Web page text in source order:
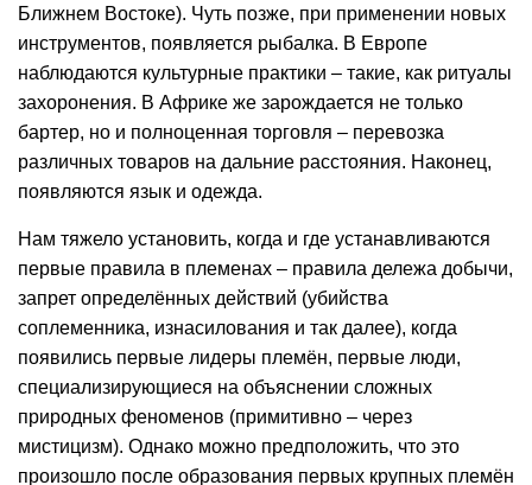
Ближнем Востоке). Чуть позже, при применении новых
инструментов, появляется рыбалка. В Европе
наблюдаются культурные практики – такие, как ритуалы
захоронения. В Африке же зарождается не только
бартер, но и полноценная торговля – перевозка
различных товаров на дальние расстояния. Наконец,
появляются язык и одежда.
Нам тяжело установить, когда и где устанавливаются
первые правила в племенах – правила дележа добычи,
запрет определённых действий (убийства
соплеменника, изнасилования и так далее), когда
появились первые лидеры племён, первые люди,
специализирующиеся на объяснении сложных
природных феноменов (примитивно – через
мистицизм). Однако можно предположить, что это
произошло после образования первых крупных племён